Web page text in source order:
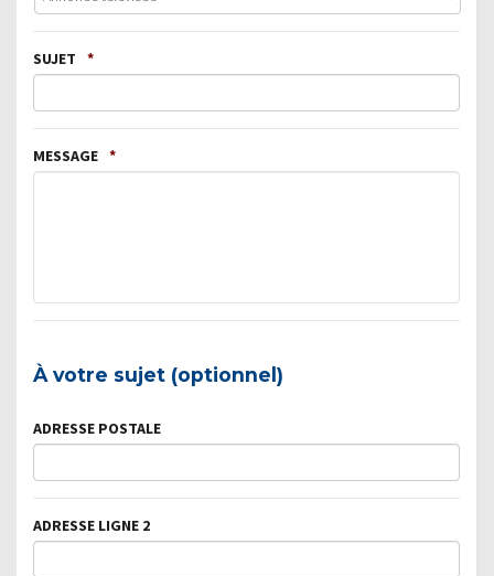
SUJET *
MESSAGE *
À votre sujet (optionnel)
ADRESSE POSTALE
ADRESSE LIGNE 2